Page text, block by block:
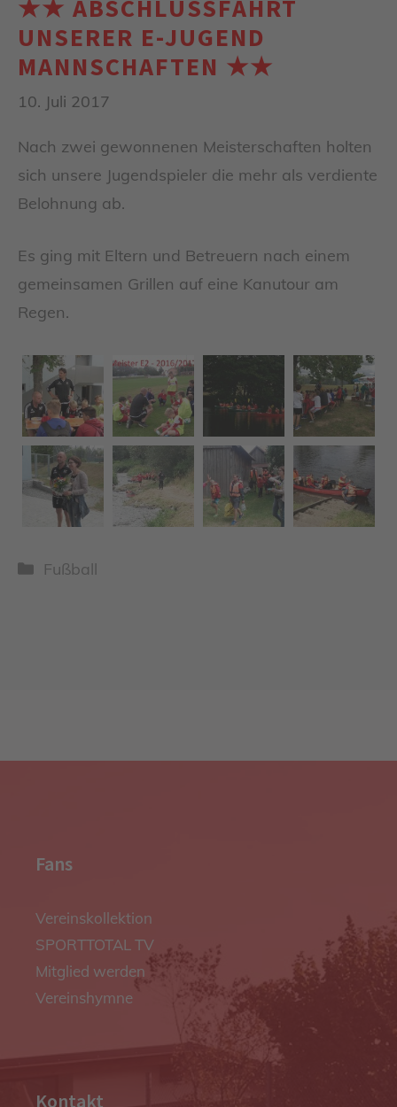
★★ ABSCHLUSSFAHRT U
NSERER E-JUGEND M
ANNSCHAFTEN ★★
10. Juli 2017
Nach zwei gewonnenen Meisterschaften holten
sich unsere Jugendspieler die mehr als verdiente
Belohnung ab.
Es ging mit Eltern und Betreuern nach einem
gemeinsamen Grillen auf eine Kanutour am
Regen.
Kategorien
Fußball
Fans
Vereinskollektion
SPORTTOTAL TV
Mitglied werden
Vereinshymne
Kontakt